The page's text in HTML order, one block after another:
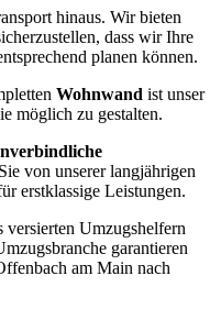
hinaus. Wir bieten
dass wir Ihre
planen können.
Wohnwand ist unser
möglich zu gestalten.
von unserer langjährigen
erstklassige Leistungen.
versierten Umzugshelfern
garantieren
am Main nach